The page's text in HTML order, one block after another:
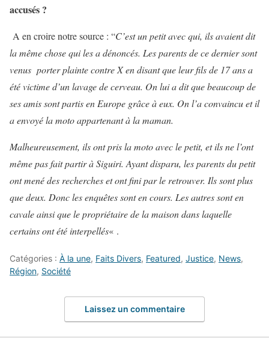
accusés ?
A en croire notre source : “C’est un petit avec qui, ils avaient dit
la même chose qui les a dénoncés. Les parents de ce dernier sont
venus porter plainte contre X en disant que leur fils de 17 ans a
été victime d’un lavage de cerveau. On lui a dit que beaucoup de
ses amis sont partis en Europe grâce à eux. On l’a convaincu et il
a envoyé la moto appartenant à la maman.
Malheureusement, ils ont pris la moto avec le petit, et ils ne l’ont
même pas fait partir à Siguiri. Ayant disparu, les parents du petit
ont mené des recherches et ont fini par le retrouver. Ils sont plus
que deux. Donc les enquêtes sont en cours. Les autres sont en
cavale ainsi que le propriétaire de la maison dans laquelle
certains ont été interpellés« .
Catégories : À la une, Faits Divers, Featured, Justice, News,
Région, Société
Laissez un commentaire